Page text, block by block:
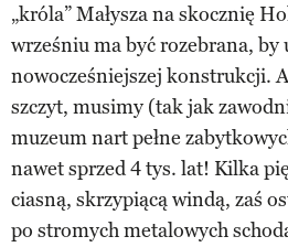
„króla” Małysza na skocznię
wrześniu ma być rozebrana, by
nowocześniejszej konstrukcji.
szczyt, musimy (tak jak
muzeum nart pełne
nawet sprzed 4 tys. lat! Kilka
ciasną, skrzypiącą windą, zaś
po stromych metalowych